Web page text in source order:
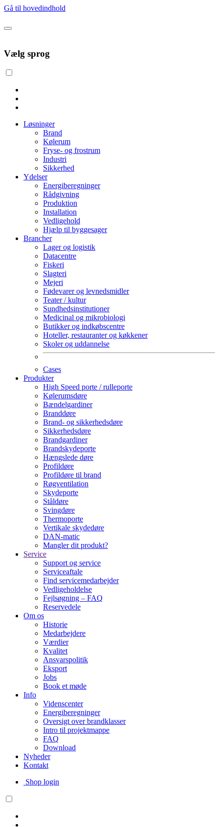
Gå til hovedindhold
Vælg sprog
Løsninger
Brand
Kølerum
Fryse- og frostrum
Industri
Sikkerhed
Ydelser
Energiberegninger
Rådgivning
Produktion
Installation
Vedligehold
Hjælp til byggesager
Brancher
Lager og logistik
Datacentre
Fiskeri
Slagteri
Mejeri
Fødevarer og levnedsmidler
Teater / kultur
Sundhedsinstitutioner
Medicinal og mikrobiologi
Butikker og indkøbscentre
Hoteller, restauranter og køkkener
Skoler og uddannelse
Cases
Produkter
High Speed porte / rulleporte
Kølerumsdøre
Bændelgardiner
Branddøre
Brand- og sikkerhedsdøre
Sikkerhedsdøre
Brandgardiner
Brandskydeporte
Hængslede døre
Profildøre
Profildøre til brand
Røgventilation
Skydeporte
Ståldøre
Svingdøre
Thermoporte
Vertikale skydedøre
DAN-matic
Mangler dit produkt?
Service
Support og service
Serviceaftale
Find servicemedarbejder
Vedligeholdelse
Fejlsøgning – FAQ
Reservedele
Om os
Historie
Medarbejdere
Værdier
Kvalitet
Ansvarspolitik
Eksport
Jobs
Book et møde
Info
Videnscenter
Energiberegninger
Oversigt over brandklasser
Intro til projektmappe
FAQ
Download
Nyheder
Kontakt
Shop login